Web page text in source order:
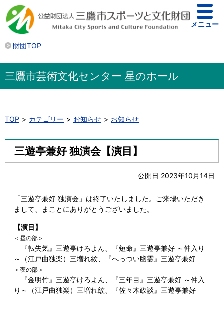
財団TOP
メニュー
三鷹市芸術文化センター 星のホール
TOP カテゴリー お知らせ お知らせ
三遊亭兼好 独演会【演目】
公開日 2023年10月14日
「三遊亭兼好 独演会」は終了いたしました。ご来場いただき
まして、まことにありがとうございました。
【演目】
＜昼の部＞
『転失気』三遊亭けろよん、『短命』三遊亭兼好 ～仲入り
～（江戸曲独楽）三増れ紋、『へっつい幽霊』三遊亭兼好
＜夜の部＞
『金明竹』三遊亭けろよん、『三年目』三遊亭兼好 ～仲入
り～（江戸曲独楽）三増れ紋、『佐々木政談』三遊亭兼好